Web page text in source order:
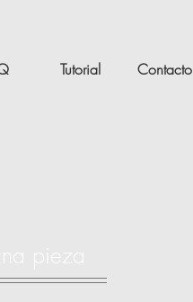
Tutorial Contacto